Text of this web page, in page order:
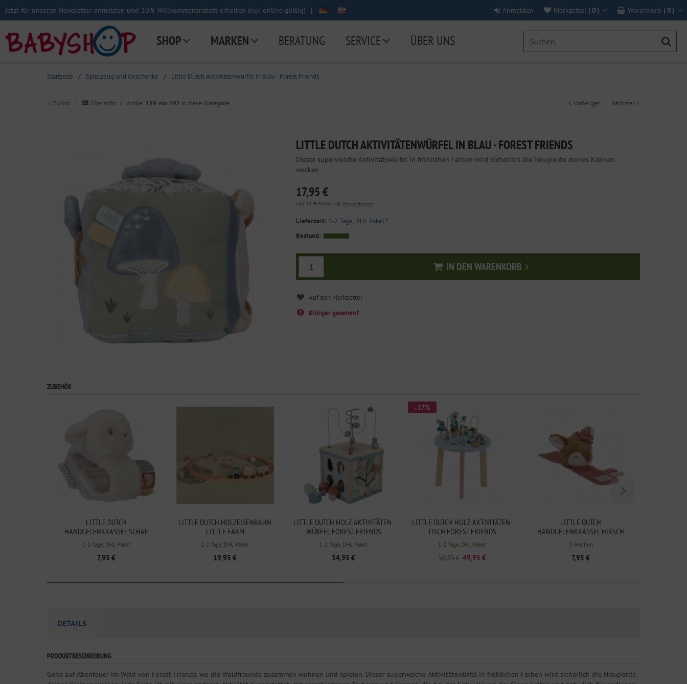
Jetzt für unseren Newsletter anmelden und 10% Willkommensrabatt erhalten (nur online gültig) | Warenkorb (0 )
Merkzettel (0 )
Anmelden
SHOP MARKEN BERATUNG SERVICE ÜBER UNS
Startseite / Spielzeug und Geschenke / Little Dutch Aktivitätenwürfel in Blau - Forest Friends
Zurück | Übersicht | Artikel 189 von 592 in dieser Kategorie Vorheriger | Nächster
LITTLE DUTCH AKTIVITÄTENWÜRFEL IN BLAU - FOREST FRIENDS
Dieser superweiche Aktivitätswürfel in fröhlichen Farben wird sicherlich die Neugierde deines Kleinen
wecken
17,95 €
inkl. 19 % MwSt. zzgl.Versandkosten
Lieferzeit: 1-2 Tage, DHL Paket*
Bestand:
IN DEN WARENKORB
In den Warenkorb
Billiger gesehen?
ZUBEHÖR
LITTLE DUTCH
HANDGELENKRASSEL SCHAF
LITTLE FARM
1-2 Tage, DHL Paket
7,95 €
LITTLE DUTCH HOLZEISENBAHN
LITTLE FARM
1-2 Tage, DHL Paket
19,95 €
LITTLE DUTCH HOLZ-AKTIVITÄTEN-
WÜRFEL FOREST FRIENDS
1-2 Tage, DHL Paket
34,95 €
LITTLE DUTCH HOLZ-AKTIVITÄTEN-
TISCH FOREST FRIENDS
1-2 Tage, DHL Paket
59,95 € 49,95 €
- 17%
LITTLE DUTCH
HANDGELENKRASSEL HIRSCH
FAIRY GARDEN
3 Wochen
7,95 €
DETAILS
PRODUKTBESCHREIBUNG
Gehe auf Abenteuer im Wald von Forest Friends, wo die Waldfreunde zusammen wohnen und spielen. Dieser superweiche Aktivitätswürfel in fröhlichen Farben wird sicherlich die Neugierde